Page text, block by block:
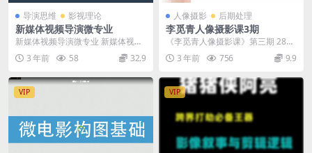
导演思维 影视理论
新媒体视频导演微专业
新媒体视频导演微专业 新媒体视频
导演微专业，由咔图摄影教育中心
联合原CCTV大型...
3 年前 58 32.9
人像摄影 后期处理
李觅青人像摄影课3期
《李觅青人像摄影课》第三期 28节
课程 每节课近2个小时。讲解人像
摄影情绪片的创...
3 年前 756 9.9
VIP VIP